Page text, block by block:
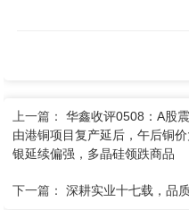
上一篇：华鑫收评0508：A股
由港铜项目复产延后，午后铜
银延续偏强，多晶硅领跌商品
下一篇：深耕实业十七载，品